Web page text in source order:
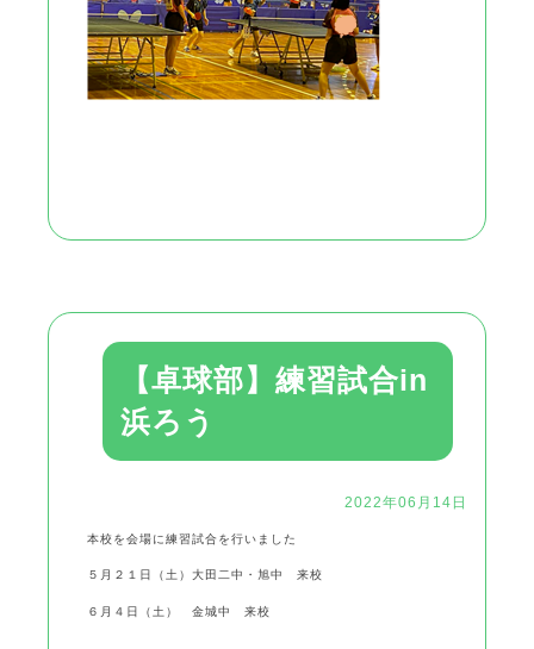
【卓球部】練習試合in
浜ろう
2022年06月14日
本校を会場に練習試合を行いました
５月２１日（土）大田二中・旭中 来校
６月４日（土） 金城中 来校